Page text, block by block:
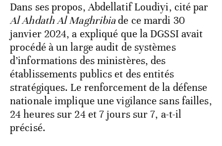
Dans ses propos, Abdellatif Loudiyi, cité par
Al Ahdath Al Maghribiade ce mardi 30
janvier 2024, a expliqué que la DGSSI avait
procédé à un large audit de systèmes
d’informations des ministères, des
établissements publics et des entités
stratégiques. Le renforcement de la défense
nationale implique une vigilance sans failles,
24 heures sur 24 et 7 jours sur 7, a-t-il
précisé.